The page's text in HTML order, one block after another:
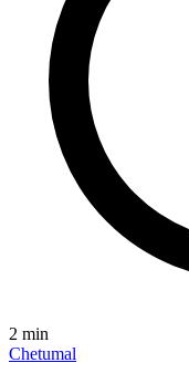
2 min
Chetumal